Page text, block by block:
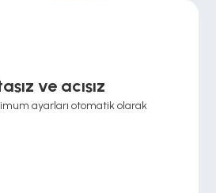
ve acısız
ayarları otomatik olarak